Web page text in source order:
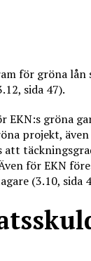
för gröna lån
sida 47).
EKN:s gröna
projekt,
att
för EKN
(3.10, sida